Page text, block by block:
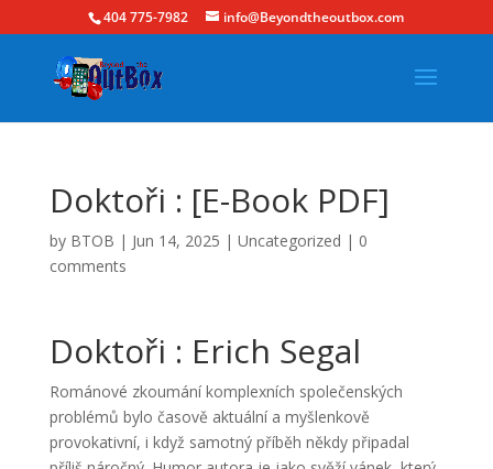
404 775-7982 info@Beyondtheoutbox.com
Doktoři : [E-Book PDF]
by BTOB | Jun 14, 2025 | Uncategorized | 0
comments
Doktoři : Erich Segal
Románové zkoumání komplexních společenských
problémů bylo časově aktuální a myšlenkově
provokativní, i když samotný příběh někdy připadal